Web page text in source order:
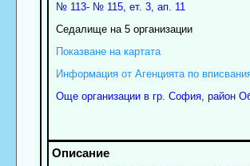
№ 113- № 115, ет. 3, ап. 11
Седалище на 5 организации
Показване на картата
Информация от Агенцията по
Още организации в гр. София, район